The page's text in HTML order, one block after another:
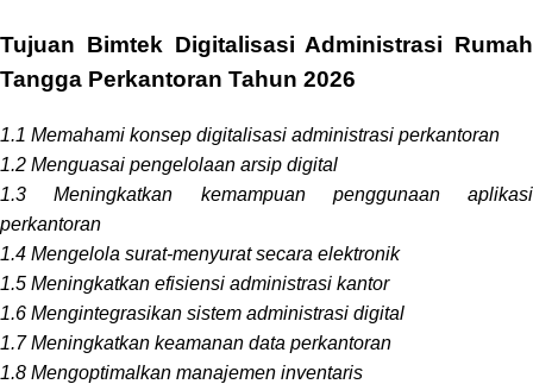
Tujuan Bimtek Digitalisasi Administrasi Rumah
Tangga Perkantoran Tahun 2026
1.1 Memahami konsep digitalisasi administrasi perkantoran
1.2 Menguasai pengelolaan arsip digital
1.3 Meningkatkan kemampuan penggunaan aplikasi
perkantoran
1.4 Mengelola surat-menyurat secara elektronik
1.5 Meningkatkan efisiensi administrasi kantor
1.6 Mengintegrasikan sistem administrasi digital
1.7 Meningkatkan keamanan data perkantoran
1.8 Mengoptimalkan manajemen inventaris